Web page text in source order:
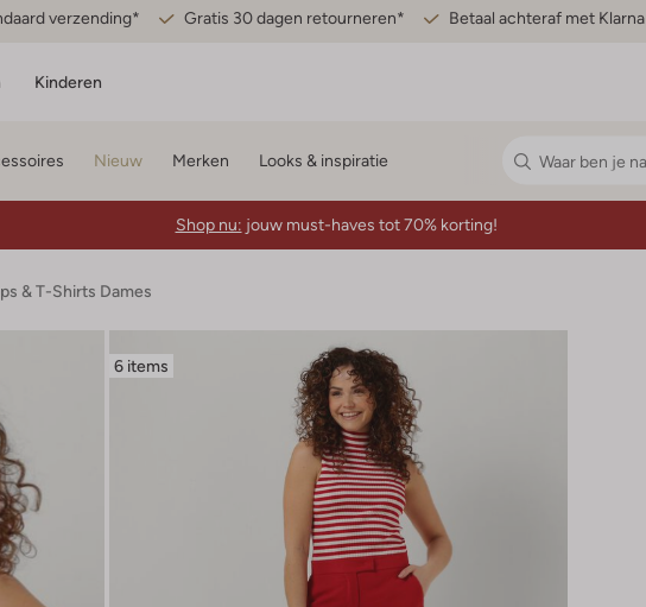
verzending* Gratis 30 dagen retourneren* Betaal achteraf met Klarna
Kinderen
Nieuw Merken Looks & inspiratie
Shop nu: jouw must-haves tot 70% korting!
& T-Shirts Dames
6 items